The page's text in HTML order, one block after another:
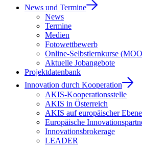
News und Termine
News
Termine
Medien
Fotowettbewerb
Online-Selbstlernkurse
Aktuelle Jobangebote
Projektdatenbank
Innovation durch Kooperation
AKIS-Kooperationsstelle
AKIS in Österreich
AKIS auf europäischer Ebene
Europäische
Innovationsbrokerage
LEADER